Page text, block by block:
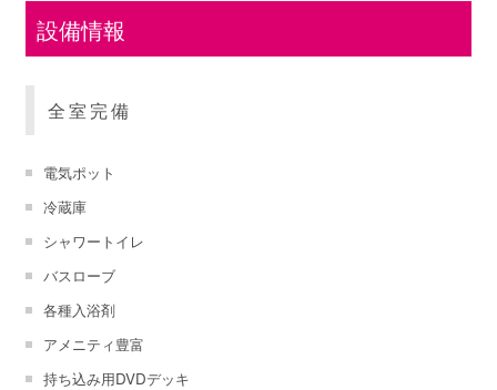
設備情報
全室完備
電気ポット
冷蔵庫
シャワートイレ
バスローブ
各種入浴剤
アメニティ豊富
持ち込み用DVDデッキ